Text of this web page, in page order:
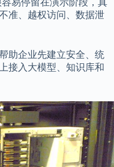
易停留在演示阶段，真
准、越权访问、数据泄
助企业先建立安全、统
接入大模型、知识库和